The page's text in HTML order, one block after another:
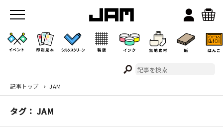
JAMのこと
お店/ワークスペース
記事トップ JAM
タグ： JAM